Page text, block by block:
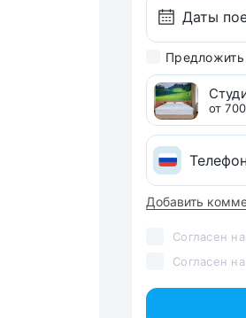
Предложить
от
Добавить
Согласен
Согласен